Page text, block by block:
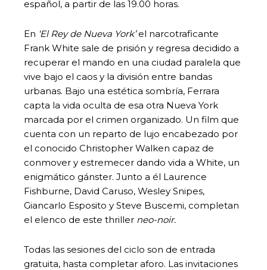
español, a partir de las 19.00 horas.
En ‘El Rey de Nueva York’el narcotraficante
Frank White sale de prisión y regresa decidido a
recuperar el mando en una ciudad paralela que
vive bajo el caos y la división entre bandas
urbanas. Bajo una estética sombría, Ferrara
capta la vida oculta de esa otra Nueva York
marcada por el crimen organizado. Un film que
cuenta con un reparto de lujo encabezado por
el conocido Christopher Walken capaz de
conmover y estremecer dando vida a White, un
enigmático gánster. Junto a él Laurence
Fishburne, David Caruso, Wesley Snipes,
Giancarlo Esposito y Steve Buscemi, completan
el elenco de este thriller neo-noir.
Todas las sesiones del ciclo son de entrada
gratuita, hasta completar aforo. Las invitaciones